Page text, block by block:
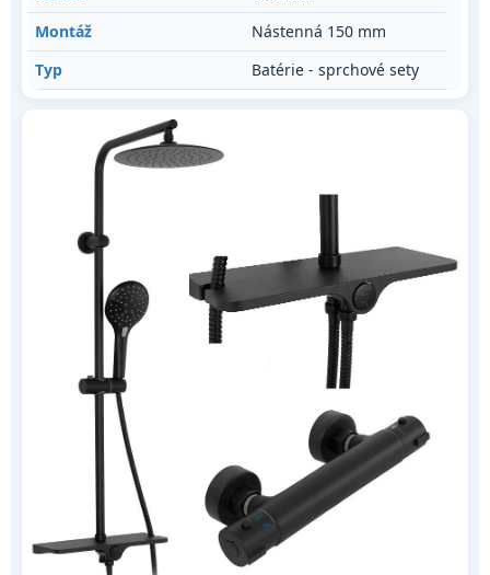
Montáž
Nástenná 150 mm
Typ
Batérie - sprchové sety